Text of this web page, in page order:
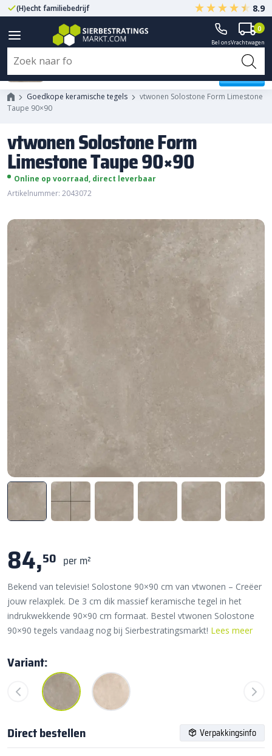
(H)echt familiebedrijf Gegarandeerd A-kwaliteit
8.9
Bel onsVrachtwagen
0
Goedkope keramische tegels
vtwonen Solostone Form Limestone
Taupe 90×90
vtwonen Solostone Form
Limestone Taupe 90×90
Online op voorraad, direct leverbaar
Artikelnummer: 2043072
84,50 per m²
Bekend van televisie! Solostone 90×90 cm van vtwonen – Creëer
jouw relaxplek. De 3 cm dik massief keramische tegel in het
indrukwekkende 90×90 cm formaat. Bestel vtwonen Solostone
90×90 tegels vandaag nog bij Sierbestratingsmarkt! Lees meer
Variant:
Direct bestellen Verpakkingsinfo
vtwonen Solostone Form
Limestone Taupe 90x90